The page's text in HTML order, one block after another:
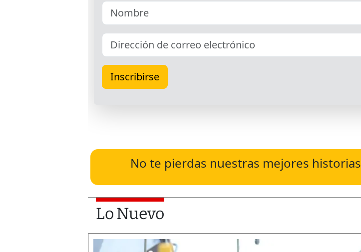
No te pierdas nuestras mejores historias
Lo Nuevo